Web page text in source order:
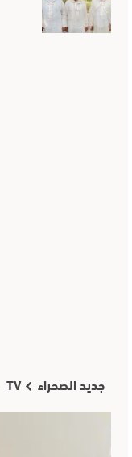
جديد الصحراء TV